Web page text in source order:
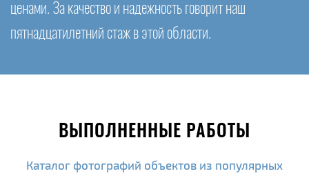
ценами. За качество и надежность говорит наш
пятнадцатилетний стаж в этой области.
ВЫПОЛНЕННЫЕ РАБОТЫ
Каталог фотографий объектов из популярных